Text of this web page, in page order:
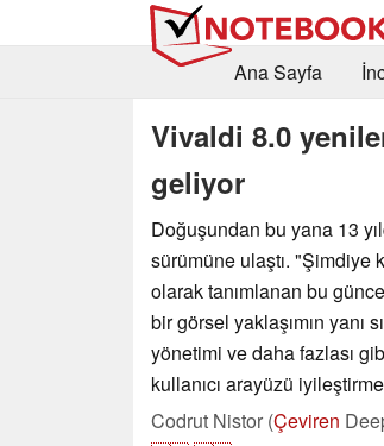
Ana Sayfa
Vivaldi 8.0
geliyor
Doğuşundan bu yana 13
sürümüne ulaştı. "Şimdiye
olarak tanımlanan bu
bir görsel yaklaşımın yanı
yönetimi ve daha fazlası
kullanıcı arayüzü
Codrut Nistor (Çeviren